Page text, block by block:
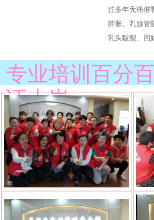
过多年无痛催
肿胀、乳腺管
乳头皲裂、回
专业培训百分
证上岗